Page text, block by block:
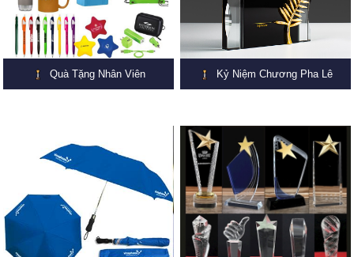
Quà Tặng Nhân Viên Kỷ Niệm Chương Pha Lê